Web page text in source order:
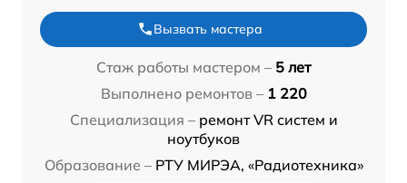
Вызвать мастера
Стаж работы мастером – 5 лет
Выполнено ремонтов – 1 220
Специализация – ремонт VR систем и
ноутбуков
Образование – РТУ МИРЭА, «Радиотехника»